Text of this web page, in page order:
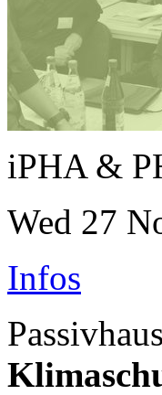
iPHA &
Wed 27
Infos